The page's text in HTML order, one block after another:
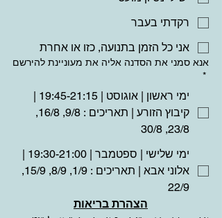
רקדתי בעבר
אני כל הזמן בתנועה, כזו או אחרת
אנא סמני את הסדנה אליה את מעוניינת להירשם
*
ימי ראשון | אוגוסט | 19:45-21:15 |
קיבוץ הזורע | תאריכים : 9/8, 16/8,
23/8, 30/8
ימי שלישי | ספטמבר | 19:30-21:00 |
אלוני אבא | תאריכים : 1/9, 8/9, 15/9,
22/9
הצהרת בריאות